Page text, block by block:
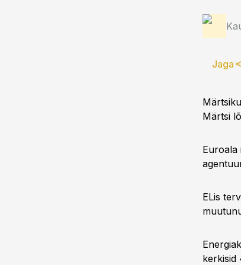
Jaga
Märtsi
Euroala
ELis
kerkisid